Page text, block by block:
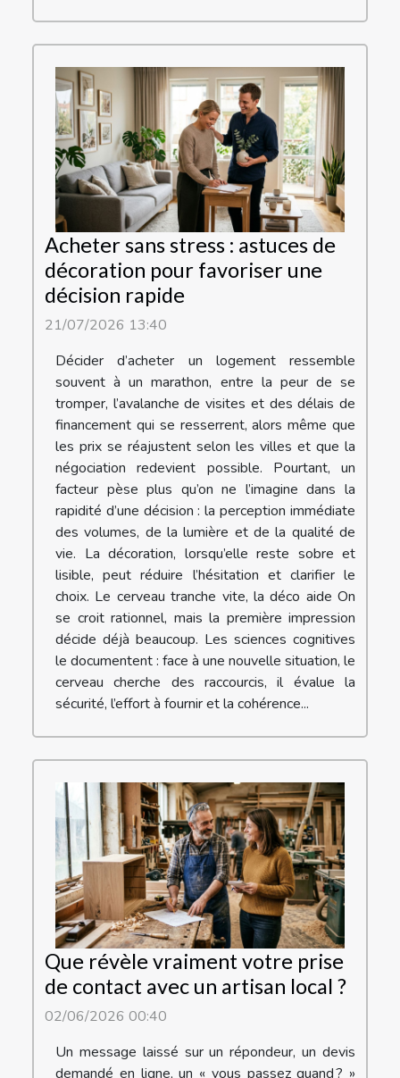
Acheter sans stress : astuces de
décoration pour favoriser une
décision rapide
21/07/2026 13:40
Décider d’acheter un logement ressemble
souvent à un marathon, entre la peur de se
tromper, l’avalanche de visites et des délais de
financement qui se resserrent, alors même que
les prix se réajustent selon les villes et que la
négociation redevient possible. Pourtant, un
facteur pèse plus qu’on ne l’imagine dans la
rapidité d’une décision : la perception immédiate
des volumes, de la lumière et de la qualité de
vie. La décoration, lorsqu’elle reste sobre et
lisible, peut réduire l’hésitation et clarifier le
choix. Le cerveau tranche vite, la déco aide On
se croit rationnel, mais la première impression
décide déjà beaucoup. Les sciences cognitives
le documentent : face à une nouvelle situation, le
cerveau cherche des raccourcis, il évalue la
sécurité, l’effort à fournir et la cohérence...
Que révèle vraiment votre prise
de contact avec un artisan local ?
02/06/2026 00:40
Un message laissé sur un répondeur, un devis
demandé en ligne, un « vous passez quand ? »